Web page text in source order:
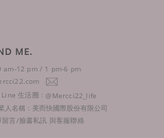
ME.
am-12 pm / 1 pm-6 pm
Line 生活圈 :@Mercci22_life
名稱：美而快國際股份有限公司
言/臉書私訊 與客服聯絡